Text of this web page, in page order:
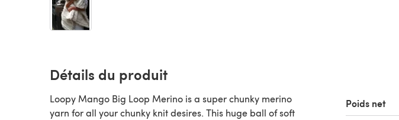
Détails du produit
Loopy Mango Big Loop Merino is a super chunky merino
yarn for all your chunky knit desires. This huge ball of soft
Poids net